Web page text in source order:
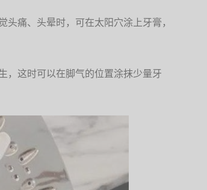
痛、头晕时，可在太阳穴涂上牙膏，
，这时可以在脚气的位置涂抹少量牙